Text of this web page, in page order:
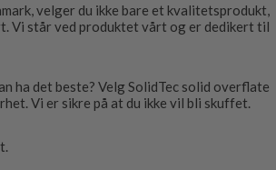
velger du ikke bare et kvalitetsprodukt,
Vi står ved produktet vårt og er dedikert til
ha det beste? Velg SolidTec solid overflate
Vi er sikre på at du ikke vil bli skuffet.